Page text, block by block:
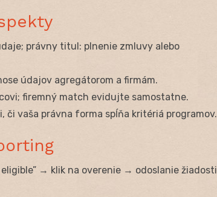
právny titul: plnenie zmluvy alebo
údajov agregátorom a firmám.
firemný match evidujte samostatne.
či vaša právna forma spĺňa kritériá programov.
→ klik na overenie → odoslanie žiadosti